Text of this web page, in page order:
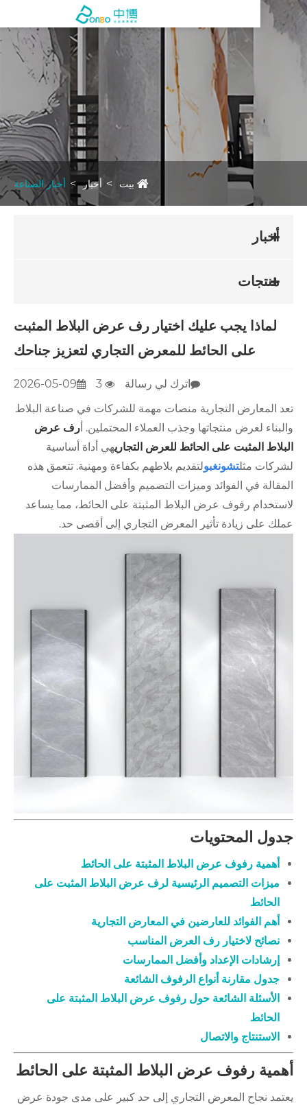
بيت أخبار أخبار الصناعة
أخبار
منتجات
لماذا يجب عليك اختيار رف عرض البلاط المثبت
على الحائط للمعرض التجاري لتعزيز جناحك
2026-05-09 3
اترك لي رسالة
المعارض التجارية منصات مهمة للشركات في صناعة البلاط
لعرض منتجاتها وجذب العملاء المحتملين. أرف عرض
المثبت على الحائط للعرض التجاريهي أداة أساسية
مثلتشونغبولتقديم بلاطهم بكفاءة ومهنية. تتعمق هذه
في الفوائد وميزات التصميم وأفضل الممارسات
رفوف عرض البلاط المثبتة على الحائط، مما يساعد
على زيادة تأثير المعرض التجاري إلى أقصى حد.
المحتويات
أهمية رفوف عرض البلاط المثبتة على الحائط
ميزات التصميم الرئيسية لرف عرض البلاط المثبت على
الحائط
أهم الفوائد للعارضين في المعارض التجارية
نصائح لاختيار رف العرض المناسب
إرشادات الإعداد وأفضل الممارسات
جدول مقارنة أنواع الرفوف الشائعة
الأسئلة الشائعة حول رفوف عرض البلاط المثبتة على
الحائط
الاستنتاج والاتصال
رفوف عرض البلاط المثبتة على الحائط
نجاح المعرض التجاري إلى حد كبير على مدى جودة عرض